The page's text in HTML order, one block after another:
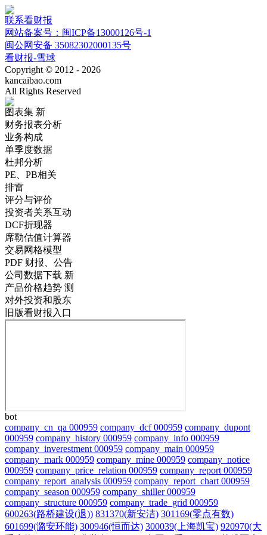
联系看财报
网站备案号：闽ICP备13000126号-1
闽公网安备 35082302000135号
看财报-雪球
Copyright © 2012 - 2026
kancaibao.com
All Rights Reserved
图表集 新
财务报表分析
业务构成
单季度数据
杜邦分析
PE、PB相关
排雷
评分与评价
投资者关系互动
DCF折现器
席勒估值计算器
交易网格模型
PDF 财报、公告
公司数据下载 新
产品价格趋势 测
对外投资和股东
旧版看财报入口
bot
company_cn_qa 000959 company_dcf 000959 company_dupont
000959 company_history 000959 company_info 000959
company_inverestment 000959 company_main 000959
company_mark 000959 company_mine 000959 company_notice
000959 company_price_relation 000959 company_report 000959
company_report_analysis 000959 company_report_chart 000959
company_season 000959 company_shiller 000959
company_structure 000959 company_trade_grid 000959
600263(路桥建设(退)) 831370(新安洁) 301169(零点有数)
601699(潞安环能) 300946(恒而达) 300039(上海凯宝) 920970(大